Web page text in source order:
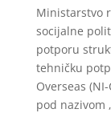
Ministarstvo
socijalne
potporu
tehničku
Overseas
pod nazivom